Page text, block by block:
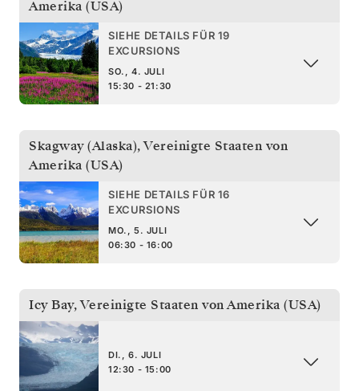
Amerika (USA)
SIEHE DETAILS FÜR 19
EXCURSIONS
SO., 4. JULI
15:30 - 21:30
Skagway (Alaska),Vereinigte Staaten von
Amerika (USA)
SIEHE DETAILS FÜR 16
EXCURSIONS
MO., 5. JULI
06:30 - 16:00
Icy Bay,Vereinigte Staaten von Amerika (USA)
DI., 6. JULI
12:30 - 15:00